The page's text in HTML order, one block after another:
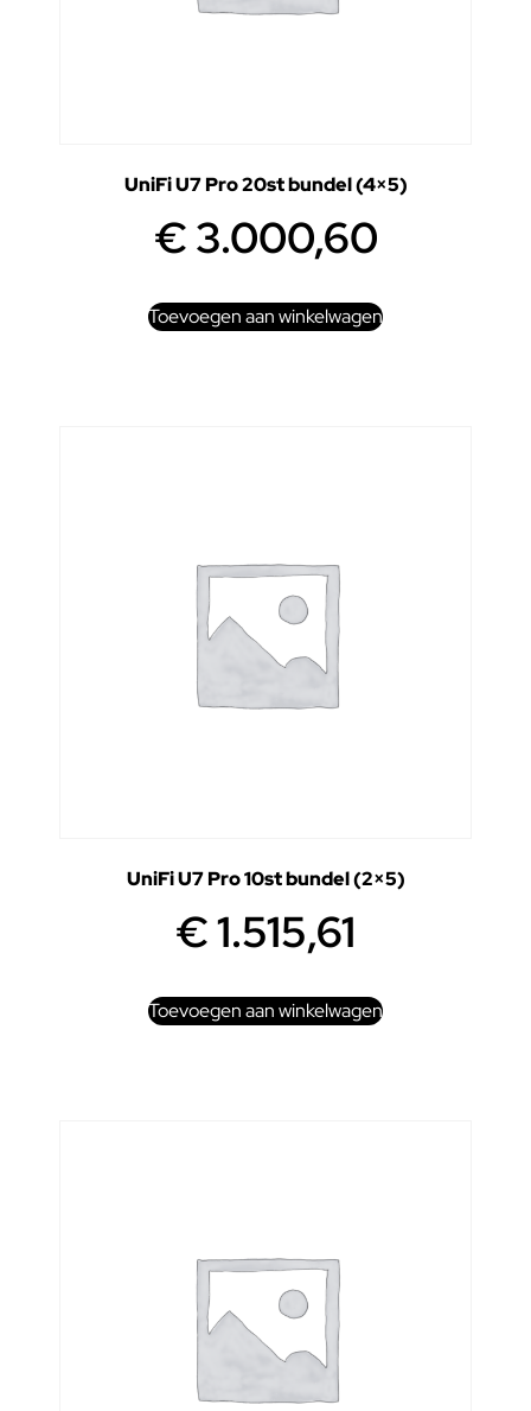
UniFi U7 Pro 20st bundel (4×5)
€3.000,60
Toevoegen aan winkelwagen
UniFi U7 Pro 10st bundel (2×5)
€1.515,61
Toevoegen aan winkelwagen